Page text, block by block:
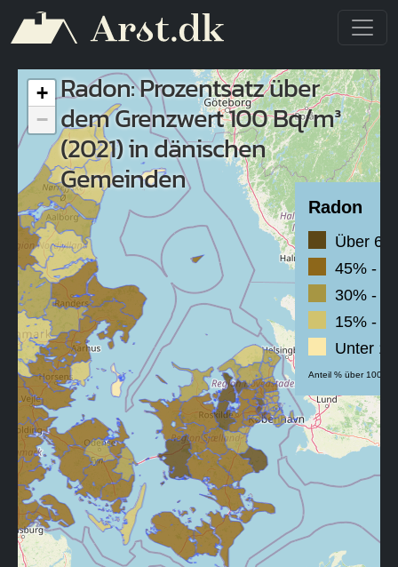
Radon: Prozentsatz über
dem Grenzwert 100 Bq/m³
(2021) in dänischen
Gemeinden
Radon
Über
45% -
30% -
15% -
Unter
Anteil % über 100 Bq/
+
−